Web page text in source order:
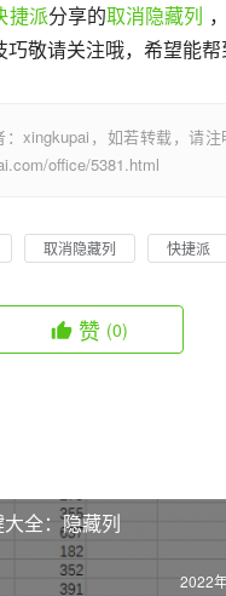
捷派分享的取消隐藏列
敬请关注哦，希望能帮
xingkupai，如若转载，请注
office/5381.html
取消隐藏列 快捷派
赞 (0)
全：隐藏列
2022